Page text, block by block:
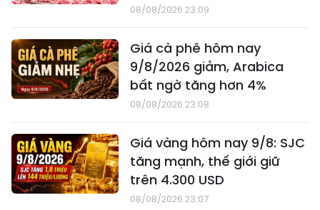
08/08/2026 23:09
Giá cà phê hôm nay
9/8/2026 giảm, Arabica
bất ngờ tăng hơn 4%
08/08/2026 23:08
Giá vàng hôm nay 9/8: SJC
tăng mạnh, thế giới giữ
trên 4.300 USD
08/08/2026 23:07